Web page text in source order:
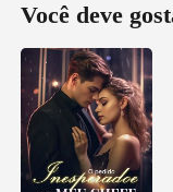
Você deve